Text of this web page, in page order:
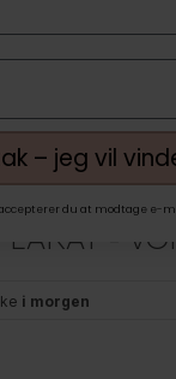
-
i morgen
– jeg vil
du at modtage e-